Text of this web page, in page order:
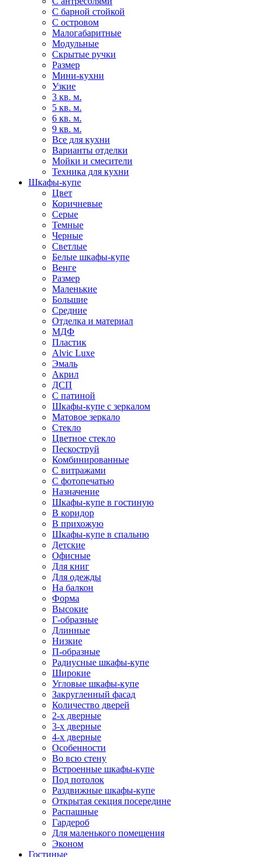
С барной стойкой
С островом
Малогабаритные
Модульные
Скрытые ручки
Размер
Мини-кухни
Узкие
3 кв. м.
5 кв. м.
6 кв. м.
9 кв. м.
Все для кухни
Варианты отделки
Мойки и смесители
Техника для кухни
Шкафы-купе
Цвет
Коричневые
Серые
Темные
Черные
Светлые
Белые шкафы-купе
Венге
Размер
Маленькие
Большие
Средние
Отделка и материал
МДФ
Пластик
Alvic Luxe
Эмаль
Акрил
ДСП
С патиной
Шкафы-купе с зеркалом
Матовое зеркало
Стекло
Цветное стекло
Пескоструй
Комбинированные
С витражами
С фотопечатью
Назначение
Шкафы-купе в гостиную
В коридор
В прихожую
Шкафы-купе в спальню
Детские
Офисные
Для книг
Для одежды
На балкон
Форма
Высокие
Г-образные
Длинные
Низкие
П-образные
Радиусные шкафы-купе
Широкие
Угловые шкафы-купе
Закругленный фасад
Количество дверей
2-х дверные
3-х дверные
4-х дверные
Особенности
Во всю стену
Встроенные шкафы-купе
Под потолок
Раздвижные шкафы-купе
Открытая секция посередине
Распашные
Гардероб
Для маленького помещения
Эконом
Гостиные